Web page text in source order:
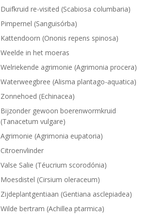
Duifkruid re-visited (Scabiosa columbaria)
Pimpernel (Sanguisórba)
Kattendoorn (Ononis repens spinosa)
Weelde in het moeras
Welriekende agrimonie (Agrimonia procera)
Waterweegbree (Alisma plantago-aquatica)
Zonnehoed (Echinacea)
Bijzonder gewoon boerenwormkruid
(Tanacetum vulgare)
Agrimonie (Agrimonia eupatoria)
Citroenvlinder
Valse Salie (Téucrium scorodónia)
Moesdistel (Cirsium oleraceum)
Zijdeplantgentiaan (Gentiana asclepiadea)
Wilde bertram (Achillea ptarmica)